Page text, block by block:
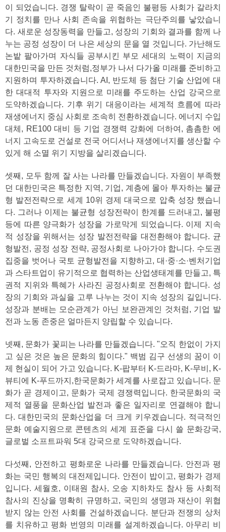
이 되었습니다. 경쟁 탈락이 곧 죽음인 불평등 사회가 갈라치
기 정치를 만나 사회 존속을 위협하는 극단주의를 낳았습니
다. 새로운 성장동력을 만들고, 성장의 기회와 결과를 함께 나
누는 공정 성장이 더 나은 세상의 문을 열 것입니다. 가난해도
논밭 팔아가며 자식들 공부시킨 부모 세대의 노력이 지금의
대한민국을 만든 것처럼,정부가 나서 다가올 미래를 준비하고
지원하며 투자하겠습니다. AI, 반도체 등 첨단 기술 산업에 대
한 대대적 투자와 지원으로 미래를 주도하는 산업 강국으로
도약하겠습니다. 기후 위기 대응이라는 세계적 흐름에 따라
재생에너지 중심 사회로 조속히 전환하겠습니다. 에너지 수입
대체, RE100 대비 등 기업 경쟁력 강화에 더하여, 촘촘한 에
너지 고속도로 건설로 전국 어디서나 재생에너지를 생산할 수
있게 해 소멸 위기 지방을 살리겠습니다.
셋째, 모두 함께 잘 사는 나라를 만들겠습니다. 자원이 부족했
던 대한민국은 특정한 지역, 기업, 계층에 몰아 투자하는 불균
형 발전전략으로 세계 10위 경제 대국으로 압축 성장 했습니
다. 그러나 이제는 불균형 성장전략이 한계를 드러내고, 불평
등에 따른 양극화가 성장을 가로막게 되었습니다. 이제 지속
적 성장을 위해서는 성장 발전전략을 대전환해야 합니다. 균
형발전, 공정 성장 전략, 공정사회로 나아가야 합니다. 수도권
집중을 벗어나 국토 균형발전을 지향하고, 대·중·소·벤처기업
과 스타트업이 유기적으로 협력하는 산업생태계를 만들고, 특
권적 지위와 특혜가 사라진 공정사회로 전환해야 합니다. 성
장의 기회와 과실을 고루 나누는 것이 지속 성장의 길입니다.
성장과 분배는 모순관계가 아닌 보완관계인 것처럼, 기업 발
전과 노동 존중은 얼마든지 양립할 수 있습니다.
넷째, 문화가 꽃피는 나라를 만들겠습니다. "오직 한없이 가지
고 싶은 것은 높은 문화의 힘이다." 백범 김구 선생의 꿈이 이
제 현실이 되어 가고 있습니다. K-팝부터 K-드라마, K-무비, K-
뷰티에 K-푸드까지,한국문화가 세계를 사로잡고 있습니다. 문
화가 곧 경제이고, 문화가 국제 경쟁력입니다. 한국문화의 국
제적 열풍을 문화산업 발전과 좋은 일자리로 연결해야 합니
다. 대한민국의 문화산업을 더 크게 키우겠습니다. 적극적인
문화 예술지원으로 콘텐츠의 세계 표준을 다시 쓸 문화강국,
글로벌 소프트파워 5대 강국으로 도약하겠습니다.
다섯째, 안전하고 평화로운 나라를 만들겠습니다. 안전과 평
화는 국민 행복의 대전제입니다. 안전이 밥이고, 평화가 경제
입니다. 세월호, 이태원 참사, 오송 지하차도 참사 등 사회적
참사의 진상을 명확히 규명하고, 국민의 생명과 재산이 위협
받지 않는 안전 사회를 건설하겠습니다. 분단과 전쟁의 상처
를 치유하고 평화 번영의 미래를 설계하겠습니다. 아무리 비